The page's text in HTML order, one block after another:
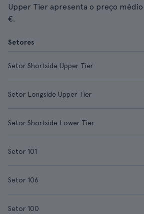
Upper Tier apresenta o preço médio
€.
Setores
Setor Shortside Upper Tier
Setor Longside Upper Tier
Setor Shortside Lower Tier
Setor 101
Setor 106
Setor 100